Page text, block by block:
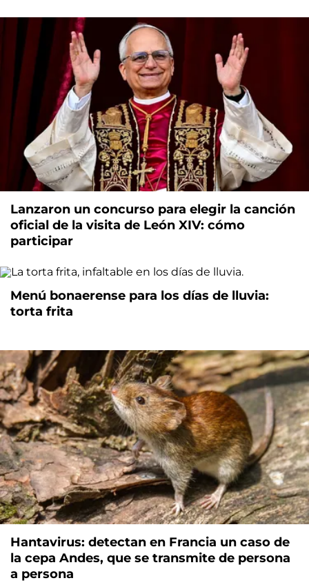
Lanzaron un concurso para elegir la canción
oficial de la visita de León XIV: cómo
participar
Menú bonaerense para los días de lluvia:
torta frita
Hantavirus: detectan en Francia un caso de
la cepa Andes, que se transmite de persona
a persona